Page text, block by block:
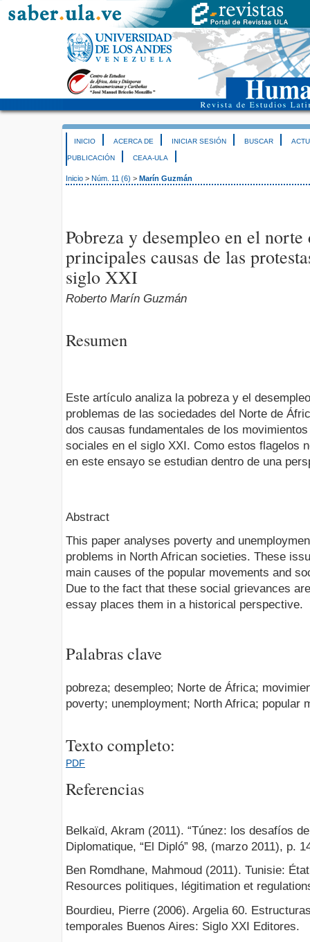
INICIO ACERCA DE INICIAR SESIÓN BUSCAR
PUBLICACIÓN CEAA-ULA
Inicio > Núm. 11 (6) > Marín Guzmán
Pobreza y desempleo en el
principales causas de las
siglo XXI
Roberto Marín Guzmán
Resumen
Este artículo analiza la pobreza y el
problemas de las sociedades del Norte de
dos causas fundamentales de los
sociales en el siglo XXI. Como estos flagelos
en este ensayo se estudian dentro de una
Abstract
This paper analyses poverty and
problems in North African societies. These
main causes of the popular movements and
Due to the fact that these social grievances
essay places them in a historical perspective.
Palabras clave
pobreza; desempleo; Norte de África;
poverty; unemployment; North Africa; popular
Texto completo:
PDF
Referencias
Belkaïd, Akram (2011). “Túnez: los desafíos
Diplomatique, “El Dipló” 98, (marzo 2011), p.
Ben Romdhane, Mahmoud (2011). Tunisie:
Resources politiques, légitimation et
Bourdieu, Pierre (2006). Argelia 60.
temporales Buenos Aires: Siglo XXI Editores.